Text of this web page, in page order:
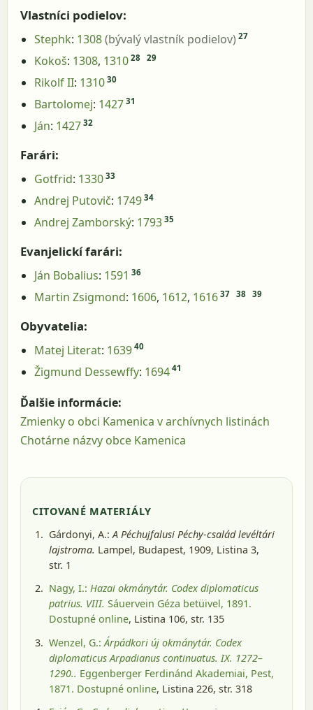
Vlastníci podielov:
Stephk: 1308(bývalý vlastník podielov) 27
Kokoš: 1308, 1310 28 29
Rikolf II: 1310 30
Bartolomej: 1427 31
Ján: 1427 32
Farári:
Gotfrid: 1330 33
Andrej Putovič: 1749 34
Andrej Zamborský: 1793 35
Evanjelickí farári:
Ján Bobalius: 1591 36
Martin Zsigmond: 1606, 1612, 1616 37 38 39
Obyvatelia:
Matej Literat: 1639 40
Žigmund Dessewffy: 1694 41
Ďalšie informácie:
Zmienky o obci Kamenica v archívnych listinách
Chotárne názvy obce Kamenica
CITOVANÉ MATERIÁLY
Gárdonyi, A.: A Péchujfalusi Péchy-család levéltári
lajstroma. Lampel, Budapest, 1909, Listina 3,
str. 1
Nagy, I.: Hazai okmánytár. Codex diplomaticus
patrius. VIII. Sáuervein Géza betüivel, 1891 .
Dostupné online, Listina 106, str. 135
Wenzel, G.:Árpádkori új okmánytár. Codex
diplomaticus Arpadianus continuatus. IX. 1272–
1290.. Eggenberger Ferdinánd Akademiai, Pest,
1871 . Dostupné online, Listina 226, str. 318